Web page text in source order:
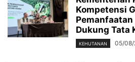
Kompetensi
Dukung Tata
KEHUTANAN 05/08/